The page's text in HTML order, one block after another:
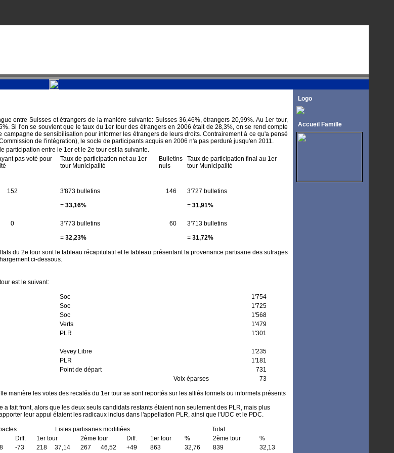
entre Suisses et étrangers de la manière suivante: Suisses 36,46%, étrangers 20,99%. Au 1er tour,
Si l'on se souvient que le taux du 1er tour des étrangers en 2006 était de 28,3%, on se rend compte
de sensibilisation pour informer les étrangers de leurs droits. Contrairement à ce qu'a pensé
de l'intégration), le socle de participants acquis en 2006 n'a pas perduré jusqu'en 2011.
participation entre le 1er et le 2e tour est la suivante.
pas voté pour
Taux de participation net au 1er
tour Municipalité
Bulletins
nuls
Taux de participation final au 1er
tour Municipalité
152
3'873 bulletins
= 33,16%
146
3'727 bulletins
= 31,91%
0
3'773 bulletins
= 32,23%
60
3'713 bulletins
= 31,72%
du 2e tour sont le tableau récapitulatif et le tableau présentant la provenance partisane des sufrages
ci-dessous.
est le suivant:
Soc
1'754
Soc
1'725
Soc
1'568
Verts
1'479
PLR 1'301
Vevey Libre
1'235
PLR
1'181
Point de départ
731
Voix éparses
73
manière les votes des recalés du 1er tour se sont reportés sur les alliés formels ou informels présents
fait front, alors que les deux seuls candidats restants étaient non seulement des PLR, mais plus
leur appui étaient les radicaux inclus dans l'appellation PLR, ainsi que l'UDC et le PDC.
Listes partisanes modifiées
Total
Diff. 1er tour 2ème tour Diff. 1er tour % 2ème tour
%
-73 218 37,14 267 46,52 +49 863 32,76 839 32,13
Logo
Accueil Famille